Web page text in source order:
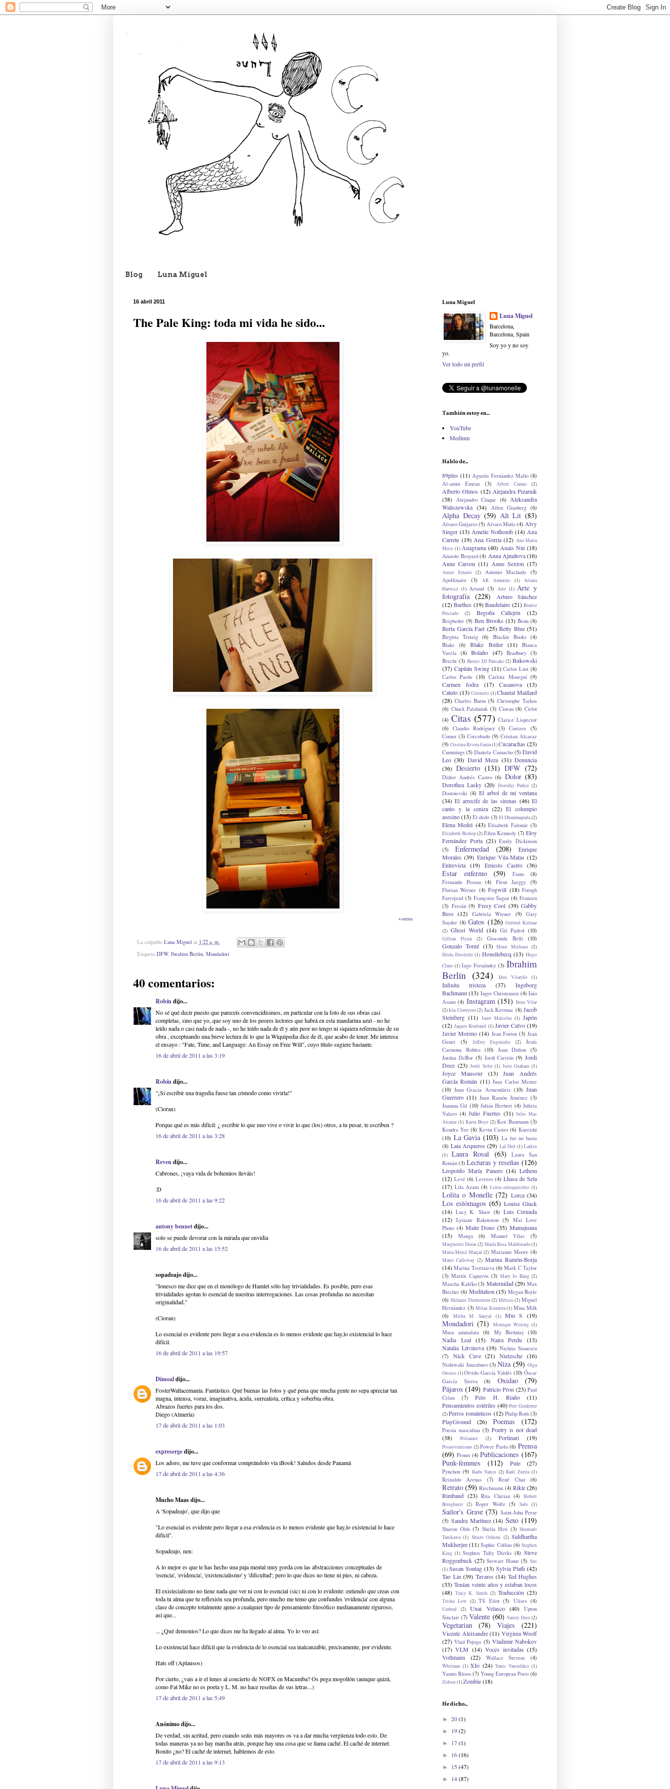
Blog Luna Miguel
16 abril 2011
The Pale King: toda mi vida he sido...
+suena
La culpable Luna Miguel at 1:22 a. m.
Etiqueta DFW, Ibrahim Berlin, Mondadori
40 comentarios:
Robíndijo...
No sé qué decir puesto que pareceís convencidísimos, en particular con la foto de sus obras casi
completas, sino que yo, que soy uno de los peores lectores que habrá en esta mandarina azul - no he
leído nada o casi nada de nada -, no he leído nada de él y aún peor no tengo ni siquiera referencias de su
obra , exceptuando una breve lectura de lo que la Wiquipedia dice de él, que acabo de tener. Me interesa
el ensayo : "Fate, Time, and Language: An Essay on Free Will", cuyo título sugiere bastante.
16 de abril de 2011 a las 3:19
Robíndijo...
"¡Si escribir una tragedia fuese tan cómodo como vivirla!"
(Cioran)
Porque qué es más difícil: ¿ escribir lo que uno vive o vivir lo que (los) otros, a tu pesar, te escriben ?
16 de abril de 2011 a las 3:28
Revendijo...
Cabrones, ¡vaya vida de bohemios lleváis!
:D
16 de abril de 2011 a las 9:22
antony bennetdijo...
solo se puede devorar con la mirada que envidia
16 de abril de 2011 a las 15:52
sopadeajo dijo...
"Ionesco me dice que en el monólogo de Hamlet sólo hay trivialidades. Es posible, pero esas
trivialidades agotan lo esencial de nuestras interrogaciones. Las cosas profundas no necesitan
originalidad."
(Cioran)
Lo esencial es evidente pero llegar a esa evidencia es lo menos evidente que hay,lo existencial lo hace
difícil.
16 de abril de 2011 a las 19:57
Dimoaldijo...
FosterWallacemanía. Fantástico. Qué buenas las fotos y qué pena que mucha gente no sepa apreciar tan
magna, intensa, voraz, imaginativa, ácida, surrealista, crítica y soberbia obra.
Abrazos fuertes para los dos.
Diego (Almería)
17 de abril de 2011 a las 1:03
expresergedijo...
Los adoro, me tuve que conformar comprándolo vía iBook! Saludos desde Panamá
17 de abril de 2011 a las 4:36
Mucho Maas dijo...
A 'Sopadeajo', que dijo que
"Lo esencial es evidente pero llegar a esa evidencia es lo menos evidente que hay,lo existencial lo hace
difícil".
Sopadeajo, nen:
A lo mejor es que te has hecho una paja mental muy gorda con las abstracciones conceptuales de
'esencia', 'evidencia', 'existencialismo' y 'dificultad'; pero lo que dices no tiene ni pies, ni cabeza.
El existecialismo no tiene nada que ver ni con lo esencial (sic) ni con lo evidente: entiendo que creas con
toda tu alma que tu reflexión sea profunda, pero mucho me temo que confundes 'evidencia' con alguna
clase de concepto totalmente ajeno a cualquier tipo de pensamiento filosófico medianamente riguroso,
así que...
... ¿Qué demonios? Lo que dices me ha llegado al alma. Yo lo veo así:
Lo existencial hace difícil que la evidencia de lo esencial sea inalcanzable, precisamente, por evidente.
Hats off (Aplausos)
Por cierto, ¿vais a ir el lunes al concierto de NOFX en Macumba? Os pega mogollón (aunque quizá,
como Fat Mike no es poeta y L. M. no hace reseñas de sus letras...)
17 de abril de 2011 a las 5:49
Anónimo dijo...
De verdad, sin acritud, pero cuando seáis más mayores os va a dar mucha vergüenza todo esto. De
todas maneras ya no hay marcha atrás, porque hay una cosa que se llama caché. El caché de internet.
Bonito ¿no? El caché de internet, hablemos de esto.
17 de abril de 2011 a las 9:13
Luna Miguel
Luna Miguel
Barcelona,
Barcelona, Spain
Soy yo y no soy
yo.
Ver todo mi perfil
También estoy en...
YouTube
Medium
Hablo de...
89plus (11) Agustín Fernández Mallo (8)
Al-amin Emran
(3) Albert Camus (2)
Alberto Olmos (12) Alejandra Pizarnik
(38)
Alejandro Cinque (6)
Aleksandra
Waliszewska (34) Allen Ginsberg (6)
Alpha Decay (59) Alt Lit (83)
Alvaro Guijarro (5) Alvaro Mutis (4) Alvy
Singer (13) Amelie Nothomb (14) Ana
Carrete (19) Ana Gorria (12) Ana María
Moix (1) Anagrama (40) Anais Nin (18)
Anatole Broyard (4) Anna Ajmátova (16)
Anne Carson (11) Anne Sexton (17)
Annie Ernaux (2) Antonio Machado
(5)
Apollinaire
(3) AR Ammons (1)
Ariana
Harwicz (1) Artaud (3) Arte (1) Arte y
fotografía (228)
Arturo Sánchez
(12) Barthes (19) Baudelaire (21) Beatriz
Preciado
(2) Begoña Callejón (12)
Beigbeder (9) Ben Brooks (13) Benn (8)
Berta García Faet (25) Betty Blue (51)
Birgitta Trotzig (6) Blackie Books (4)
Blake
(6) Blake Butler (11)
Blanca
Varela
(8) Bolaño (47) Bradbury (3)
Brecht (3) Breece DJ Pancake (2) Bukowski
(37) Capitán Swing (11) Carlos Lust (8)
Carlos Pardo (10) Carlota Moseguí (9)
Carmen Jodra (17) Casanova
(13)
Catulo (13) Ceronetti (1) Chantal Maillard
(28) Charles Burns (5) Christophe Tarkos
(6) Chuck Palahniuk (3) Cioran (8) Cirlot
(4) Citas (577) Clarice Lispector
(6)
Claudio Rodríguez (3) Coetzee (5)
Comer (3) Corcobado (9) Cristian Alcaraz
(9) Cristina Rivera Garza(1)Cucarachas (23)
Cummings (5) Daniela Camacho (5) David
Leo (30) David Meza (31) Denuncia
(36) Desierto (131) DFW (72)
Didier Andrés Castro (6) Dolor (83)
Dorothea Lasky (20) Dorothy Parker (2)
Dostoievski (8) El arbol de mi ventana
(34) El arrecife de las sirenas (46) El
canto y la ceniza (22) El columpio
asesino(13) El dedo (3) El Dhammapada(2)
Elena Medel (43) Elisabeth Falomir (3)
Elizabeth Bishop(2) Ellen Kennedy (7) Eloy
Fernández Porta (21) Emily Dickinson
(5)
Enfermedad (208)
Enrique
Morales (39) Enrique Vila-Matas (12)
Entrevista (19) Ernesto Castro (36)
Estar enfermo (59) Fante
(8)
Fernando Pessoa
(4) Fleur Jaeggy
(9)
Florian Werner (4) Fogwill (18) Forugh
Farrojzad (3) Françoise Sagan (4) Franzen
(3) Fresán (9) Fresy Cool (39) Gabby
Bess (12) Gabriela Wiener (9)
Gary
Snyder (8) Gatos (126) Gertrud Kolmar
(2) Ghost World (14) Gil Padrol (10)
Gillian Flynn (2) Gioconda Belli (10)
Gonzalo Torné (13) Henri Michaux (2)
Hilda Doolittle (1) Houellebecq (13) Hugo
Claus (1) Iago Fernández (3) Ibrahim
Berlin (324) Idea Vilariño (1)
Infinita tristeza (37)
Ingeborg
Bachmann (13) Inger Christensen (4) Inio
Asano (4) Instagram (151) Irene Vilar
(2)Isla Correyero(2) Jack Kerouac (8) Jacob
Steinberg (11) Janet Malcolm (1) Japón
(12) Jaques Roubaud (1) Javier Calvo (19)
Javier Moreno (14) Jean Forton (3) Jean
Genet
(5) Jeffrey Eugenides (2)
Jesús
Carmona Robles
(10) Joan Didion
(5)
Jordan DeBor (5) Jordi Carrión (9) Jordi
Doce (23) Jordi Soler (1) Jorie Graham (1)
Joyce Mansour (13)
Juan Andrés
García Román (11) Juan Carlos Mestre
(10) Juan Gracia Armendáriz (10) Juan
Guerrero (11) Juan Ramón Jiménez (3)
Juanma Gil (10) Julián Herbert (4) Julieta
Valero (4) Julio Fuertes (31) Julio Mas
Alcaraz (1) Karin Boye (2) Ken Baumann (3)
Kendra Yee (8) Kevin Castro (6) Kureishi
(10) La Gavia (103) La luz no basta
(8) Laia Arqueros (29) Lal Ded (1) Larkin
(1)
Laura Rosal (63)
Laura San
Román (3) Lecturas y reseñas (126)
Leopoldo María Panero (14) Lethem
(12) Levé (6) Levrero (4) Lhasa de Sela
(17) Lila Azam (4) Lirios enloquecidos (1)
Lolita o Monelle (72) Lorca (34)
Los estómagos (65) Louise Gluck
(14) Lucy K. Shaw (8) Luis Cernuda
(12) Lysiane Rakotoson (5)
Mai Love
Photo (4) Maite Dono (35) Mamajuana
(15)
Manga (6) Manuel Vilas (5)
Marguerite Duras(2) María Rosa Maldonado(1)
Maria-Mercè Marçal (2) Marianne Moore (4)
Marie Calloway (2) Marina Ramón-Borja
(14) Marina Tsvetaieva (6) Mark C Taylor
(3) Martín Caparrós (3) Mary Jo Bang (2)
Mascha Kaléko (3) Maternidad (29) Max
Blecher (6) Meditation (15) Megan Boyle
(6) Melanie Thernstrom (2) México (2) Miguel
Hernández (3) Milan Kundera(1) Mina Milk
(6)
Mithu M. Sanyal (1) Mm S (19)
Mondadori (71) Monique Witting (1)
Musa ammalata (6) My Birthday (10)
Nadia Leal (15) Naira Perdu
(13)
Natalia Litvinova (19) Nichita Stanescu
(7)
Nick Cave (21) Nietzsche (16)
Nishiwaki Junzaburo (3) Niza (59) Olga
Orozco (1)Olvido García Valdés (10) Óscar
García Sierra
(8) Oxidao
(79)
Pájaros (149) Patricio Pron (23) Paul
Celan
(7) Peio H. Riaño
(11)
Pensamientos estériles (40) Pere Gimferrer
(2)Perros románticos (12) Philip Roth (3)
PlayGround (26) Poemas (172)
Poesía masculina (3) Poetry is not dead
(38)
Poliamor (2) Portinari (19)
Posnoventismo (2) Power Paola (6) Prensa
(69) Proust (4) Publicaciones (167)
Punk-femmes
(112) Pute (27)
Pynchon (9) Radu Vancu (2) Raúl Zurita (1)
Reinaldo Arenas (7) René Char (6)
Retrato (59) Riechmann (4) Rikle (26)
Rimbaud (23) Rita Chirian (4)
Robert
Bringhurst (2) Roger Wolfe (5) Safo (1)
Sailor's Grave (73) Saint-John Perse
(5) Sandra Martínez (14) Sexo (119)
Sharon Olds (7) Sheila Heti (3) Shuntaro
Tanikawa (1) Shuzo Oshimi (2) Siddhartha
Mukherjee (11) Sophie Collins (6) Stephen
King (1) Stephen Tully Dierks (8) Steve
Roggenbuck (27) Stewart Home (5) Sus
(1) Susan Sontag (13) Sylvia Plath (42)
Tao Lin (39) Tavares (14) Ted Hughes
(33) Tenían veinte años y estaban locos
(48) Tracy K. Smith (2) Traducción (23)
Trisha Low (2) TS Eliot (5) Ulises (4)
Umbral (2) Unai Velasco (40)
Upton
Sinclair (7) Valente (60) Vanity Dust(2)
Vegetarian (78) Viajes (221)
Vicente Aleixandre (11) Virginia Woolf
(27) Vlad Pojoga (5) Vladimir Nabokov
(17) VLM (14) Voces invitadas (15)
Vollmann
(22) Wallace Stevens (4)
Whitman (1) XIo (24) Yanis Varoufakis (1)
Yannis Ritsos (7) Young European Poets (6)
Zidrou(1)Zombie(18)
He dicho...
► 20(1)
► 19(2)
► 17(1)
► 16(16)
► 15(47)
► 14(87)